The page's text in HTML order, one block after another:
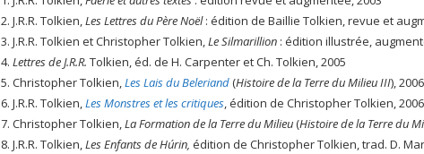
2. J.R.R. Tolkien,Les Lettres du Père Noël: édition de Baillie Tolkien, revue et
3. J.R.R. Tolkien et Christopher Tolkien,Le Silmarillion : édition illustrée,
4. Lettres de J.R.R. Tolkien, éd. de H. Carpenter et Ch. Tolkien, 2005
5. Christopher Tolkien,Les Lais du Beleriand(Histoire de la Terre du Milieu III), 2006
6. J.R.R. Tolkien,Les Monstres et les critiques, édition de Christopher Tolkien, 2006
7. Christopher Tolkien,La Formation de la Terre du Milieu(Histoire de la Terre du
8. J.R.R. Tolkien,Les Enfants de Húrin, édition de Christopher Tolkien, trad. D.